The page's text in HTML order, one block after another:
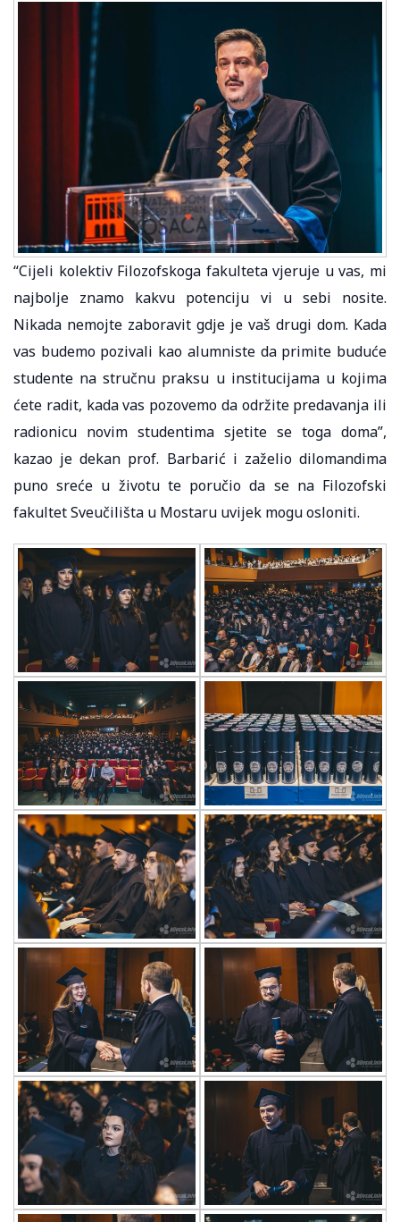
“Cijeli kolektiv Filozofskoga fakulteta vjeruje u vas, mi
najbolje znamo kakvu potenciju vi u sebi nosite.
Nikada nemojte zaboravit gdje je vaš drugi dom. Kada
vas budemo pozivali kao alumniste da primite buduće
studente na stručnu praksu u institucijama u kojima
ćete radit, kada vas pozovemo da održite predavanja ili
radionicu novim studentima sjetite se toga doma”,
kazao je dekan prof. Barbarić i zaželio dilomandima
puno sreće u životu te poručio da se na Filozofski
fakultet Sveučilišta u Mostaru uvijek mogu osloniti.